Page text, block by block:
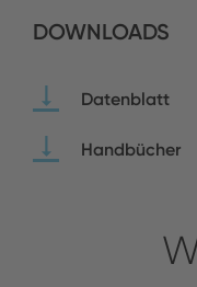
DOWNLOADS
Datenblatt
Handbücher